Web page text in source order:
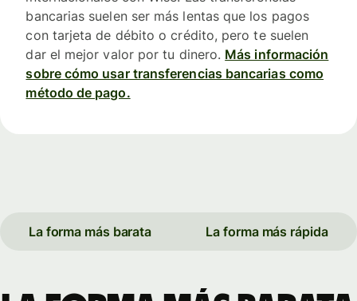
bancarias suelen ser más lentas que los pagos
con tarjeta de débito o crédito, pero te suelen
dar el mejor valor por tu dinero. Más información
sobre cómo usar transferencias bancarias como
método de pago.
La forma más barata La forma más rápida